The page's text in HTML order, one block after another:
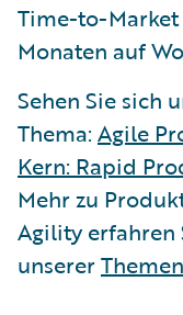
Time-to-
Monaten auf
Sehen Sie sich
Thema: Agile
Kern: Rapid
Mehr zu
Agility erfahren
unserer